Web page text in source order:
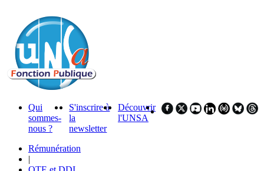
Qui
sommes-
nous ?
S'inscrire à
la
newsletter
Découvrir
l'UNSA
Rémunération
|